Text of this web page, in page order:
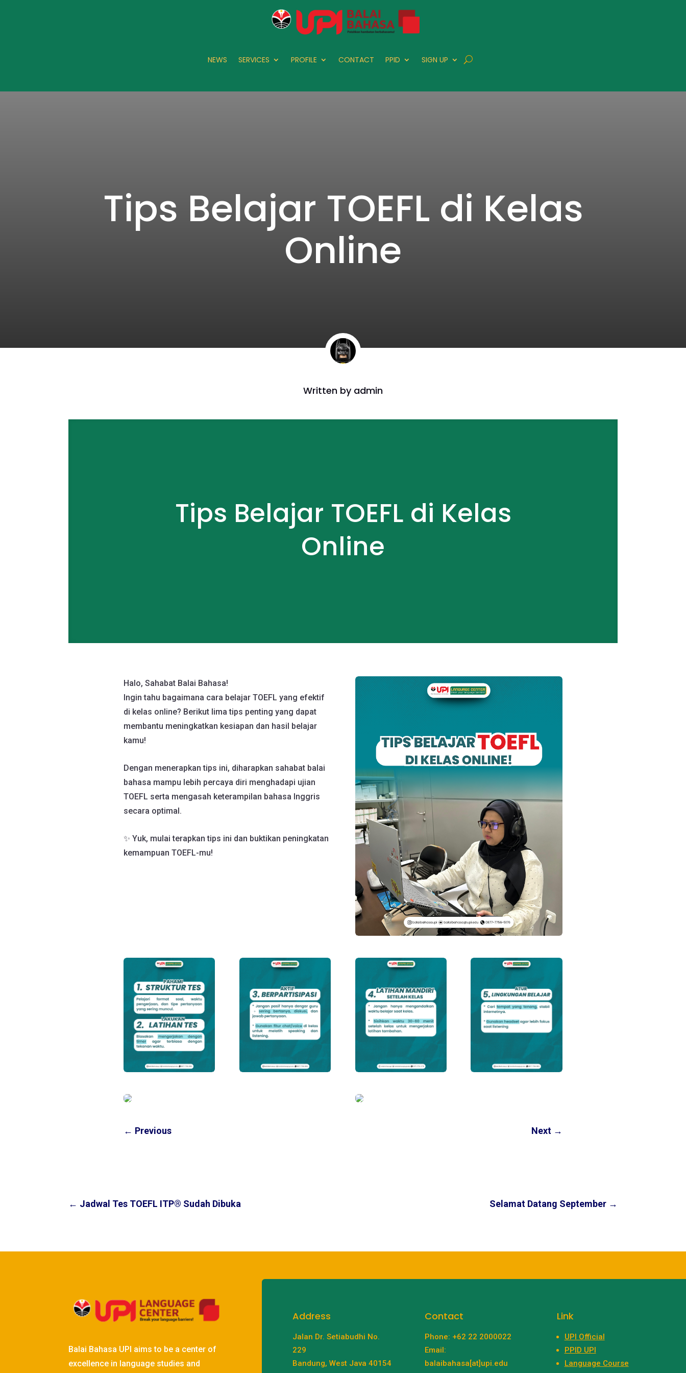
NEWS SERVICES PROFILE CONTACT PPID SIGN UP
Tips Belajar TOEFL di Kelas
Online
Written by admin
Tips Belajar TOEFL di Kelas
Online
Halo, Sahabat Balai Bahasa!
Ingin tahu bagaimana cara belajar TOEFL yang efektif
di kelas online? Berikut lima tips penting yang dapat
membantu meningkatkan kesiapan dan hasil belajar
kamu!
Dengan menerapkan tips ini, diharapkan sahabat balai
bahasa mampu lebih percaya diri menghadapi ujian
TOEFL serta mengasah keterampilan bahasa Inggris
secara optimal.
✨ Yuk, mulai terapkan tips ini dan buktikan peningkatan
kemampuan TOEFL-mu!
← Previous Next →
← Jadwal Tes TOEFL ITP® Sudah Dibuka Selamat Datang September→
Balai Bahasa UPI aims to be a center of
excellence in language studies and
Address
Jalan Dr. Setiabudhi No.
229
Bandung, West Java 40154
Contact
Phone: +62 22 2000022
Email:
balaibahasa[at]upi.edu
Link
UPI Official
PPID UPI
Language Course